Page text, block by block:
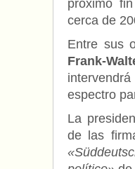
próximo
cerca de
Entre sus
Frank-
espectro
La
de las